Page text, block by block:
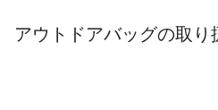
アウトドアバッグの取り